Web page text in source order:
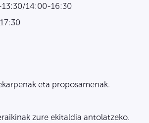
14:00-16:30
eta proposamenak.
zure ekitaldia antolatzeko.